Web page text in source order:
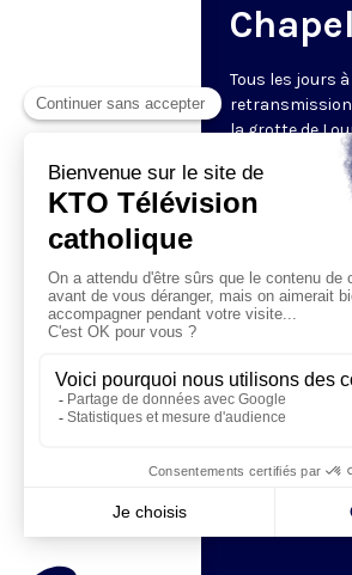
Tous les jours
retransmission
la grotte de
Sanctuaires.
méditations
proposée en
Visiter la